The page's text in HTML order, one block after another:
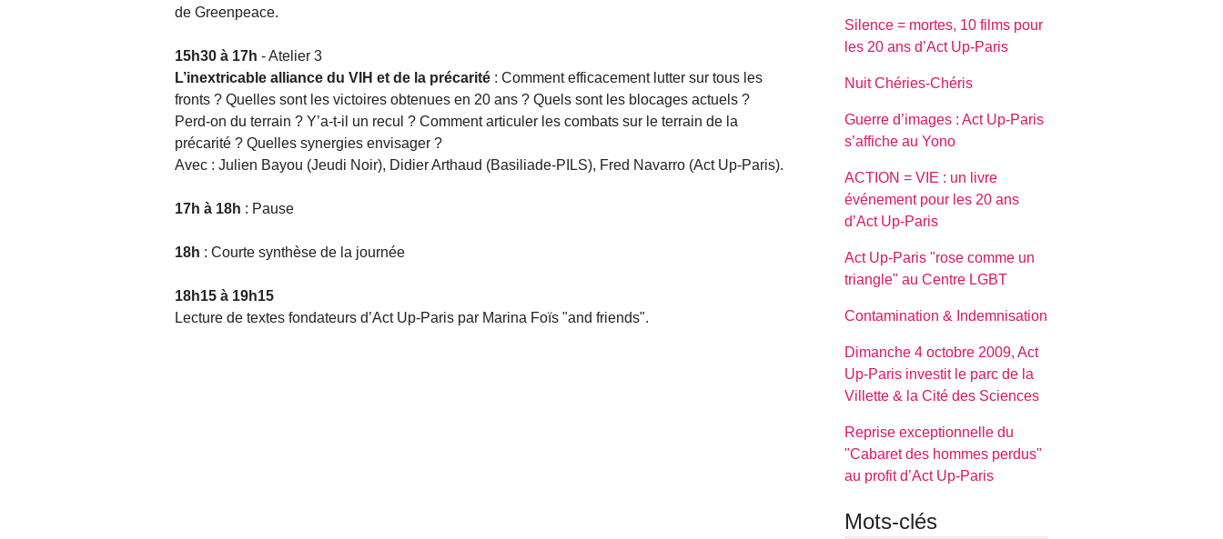
de Greenpeace.
15h30 à 17h - Atelier 3
L’inextricable alliance du VIH et de la précarité : Comment efficacement lutter sur tous les
fronts ? Quelles sont les victoires obtenues en 20 ans ? Quels sont les blocages actuels ?
Perd-on du terrain ? Y’a-t-il un recul ? Comment articuler les combats sur le terrain de la
précarité ? Quelles synergies envisager ?
Avec : Julien Bayou (Jeudi Noir), Didier Arthaud (Basiliade-PILS), Fred Navarro (Act Up-Paris).
17h à 18h : Pause
18h : Courte synthèse de la journée
18h15 à 19h15
Lecture de textes fondateurs d’Act Up-Paris par Marina Foïs "and friends".
Silence = mortes, 10 films pour
les 20 ans d’Act Up-Paris
Nuit Chéries-Chéris
Guerre d’images : Act Up-Paris
s’affiche au Yono
ACTION = VIE : un livre
événement pour les 20 ans
d’Act Up-Paris
Act Up-Paris "rose comme un
triangle" au Centre LGBT
Contamination & Indemnisation
Dimanche 4 octobre 2009, Act
Up-Paris investit le parc de la
Villette & la Cité des Sciences
Reprise exceptionnelle du
"Cabaret des hommes perdus"
au profit d’Act Up-Paris
Mots-clés